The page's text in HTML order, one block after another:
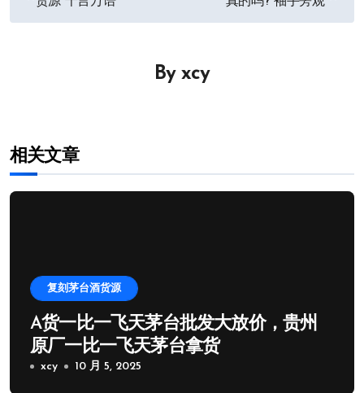
章
By xcy
相关文章
复刻茅台酒货源
A货一比一飞天茅台批发大放价，贵州
原厂一比一飞天茅台拿货
xcy 10 月 5, 2025